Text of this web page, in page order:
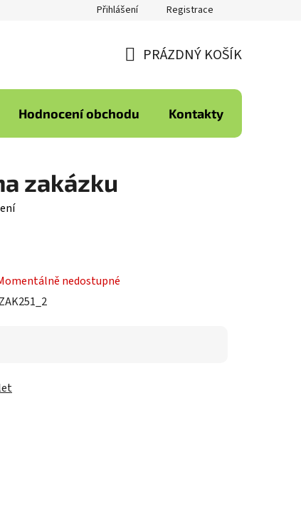
Přihlášení Registrace
KOŠÍK
PRÁZDNÝ KOŠÍK
Hodnocení obchodu Kontakty
zakázku
nedostupné
ZAK251_2